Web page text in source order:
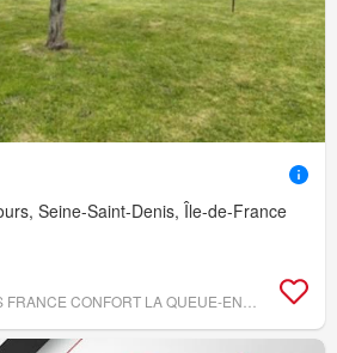
Seine-Saint-Denis, Île-de-France